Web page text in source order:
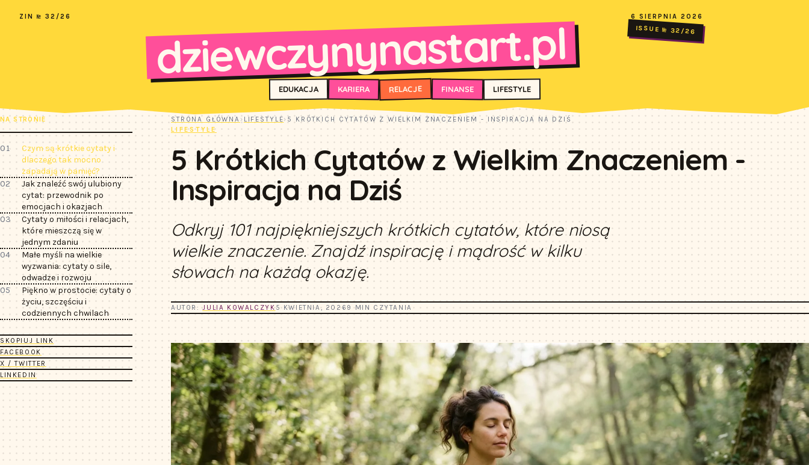
ZIN № 32/26 6 SIERPNIA 2026
dziewczynynastart.pl ISSUE № 32/26
EDUKACJA KARIERA RELACJE FINANSE LIFESTYLE
NA STRONIE
01
Czym są krótkie cytaty i
dlaczego tak mocno
zapadają w pamięć?
02
Jak znaleźć swój ulubiony
cytat: przewodnik po
emocjach i okazjach
03
Cytaty o miłości i relacjach,
które mieszczą się w
jednym zdaniu
04
Małe myśli na wielkie
wyzwania: cytaty o sile,
odwadze i rozwoju
05
Piękno w prostocie: cytaty o
życiu, szczęściu i
codziennych chwilach
SKOPIUJ LINK
FACEBOOK
X / TWITTER
LINKEDIN
STRONA GŁÓWNA › LIFESTYLE› 5 KRÓTKICH CYTATÓW Z WIELKIM ZNACZENIEM - INSPIRACJA NA DZIŚ
LIFESTYLE
5 Krótkich Cytatów z Wielkim Znaczeniem -
Inspiracja na Dziś
Odkryj 101 najpiękniejszych krótkich cytatów, które niosą
wielkie znaczenie. Znajdź inspirację i mądrość w kilku
słowach na każdą okazję.
AUTOR:JULIA KOWALCZYK5 KWIETNIA, 20269 MIN CZYTANIA